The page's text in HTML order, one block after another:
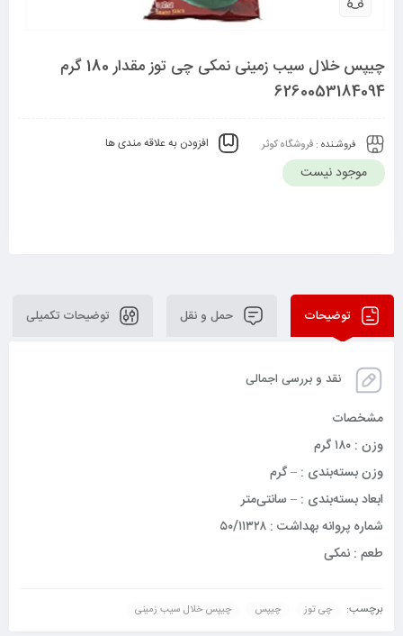
چیپس خلال سیب زمینی نمکی چی توز مقدار 180 گرم
6260053184094
فروشـنده : فروشگاه کوثر افزودن به علاقه مندی ها
موجود نیست
توضیحات حمل و نقل توضیحات تکمیلی
نقد و بررسی اجمالی
مشخصات
وزن : ۱۸۰ گرم
وزن بسته‌بندی : – گرم
ابعاد بسته‌بندی : – سانتی‌متر
شماره پروانه بهداشت : ۵۰/۱۱۳۲۸
طعم : نمکی
برچسب: چی توز چیپس چیپس خلال سیب زمینی